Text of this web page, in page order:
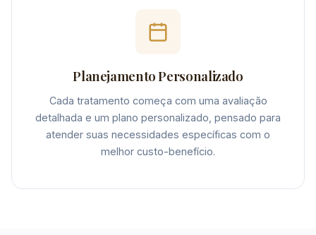
Planejamento Personalizado
Cada tratamento começa com uma avaliação
detalhada e um plano personalizado, pensado para
atender suas necessidades específicas com o
melhor custo-benefício.